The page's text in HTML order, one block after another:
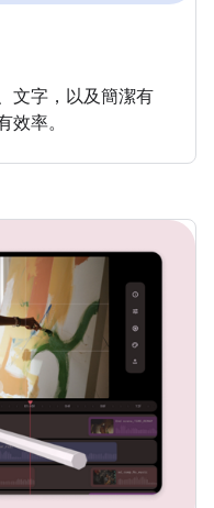
文字，以及簡潔有
率。